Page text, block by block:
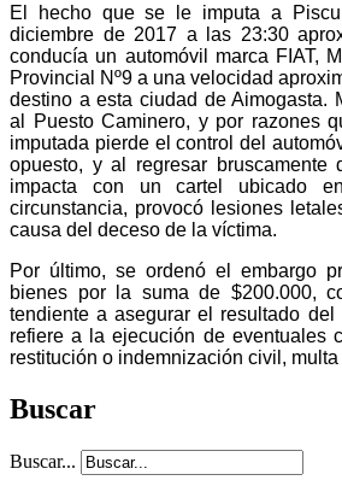
El hecho que se le imputa a
diciembre de 2017 a las 23:30
conducía un automóvil marca FIAT,
Provincial Nº9 a una velocidad
destino a esta ciudad de Aimogasta.
al Puesto Caminero, y por razones
imputada pierde el control del
opuesto, y al regresar bruscamente
impacta con un cartel ubicado
circunstancia, provocó lesiones
causa del deceso de la víctima.
Por último, se ordenó el embargo
bienes por la suma de $200.000,
tendiente a asegurar el resultado
refiere a la ejecución de eventuales
restitución o indemnización civil, multa
Buscar
Buscar...